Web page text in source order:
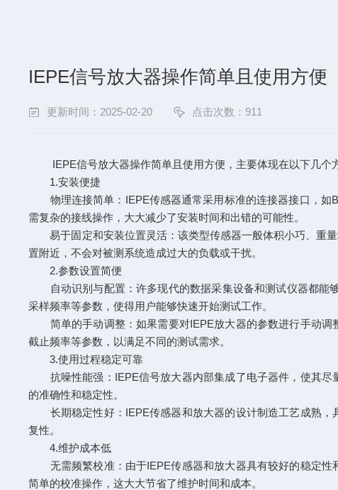
IEPE信号放大器操作简单且使用方便
更新时间：2025-02-20 点击次数：911
IEPE信号放大器操作简单且使用方便，主要体现在以下几个
1.安装便捷
物理连接简单：IEPE传感器通常采用标准的连接器接口，如
需复杂的接线操作，大大减少了安装时间和出错的可能性。
易于固定和安装位置灵活：该类型传感器一般体积小巧、重量
置附近，不会对被测系统造成过大的负载或干扰。
2.参数设置简便
自动识别与配置：许多现代的数据采集设备和测试仪器都能够
采样频率等参数，使得用户能够快速开始测试工作。
简单的手动调整：如果需要对IEPE放大器的参数进行手动调
截止频率等参数，以满足不同的测试需求。
3.使用过程稳定可靠
抗噪性能强：IEPE信号放大器内部集成了电子器件，使其尽
的准确性和稳定性。
长期稳定性好：IEPE传感器和放大器的设计制造工艺成熟，
复性。
4.维护成本低
无需频繁校准：由于IEPE传感器和放大器具有较好的稳定性
简单的校准操作，这大大节省了维护时间和成本。